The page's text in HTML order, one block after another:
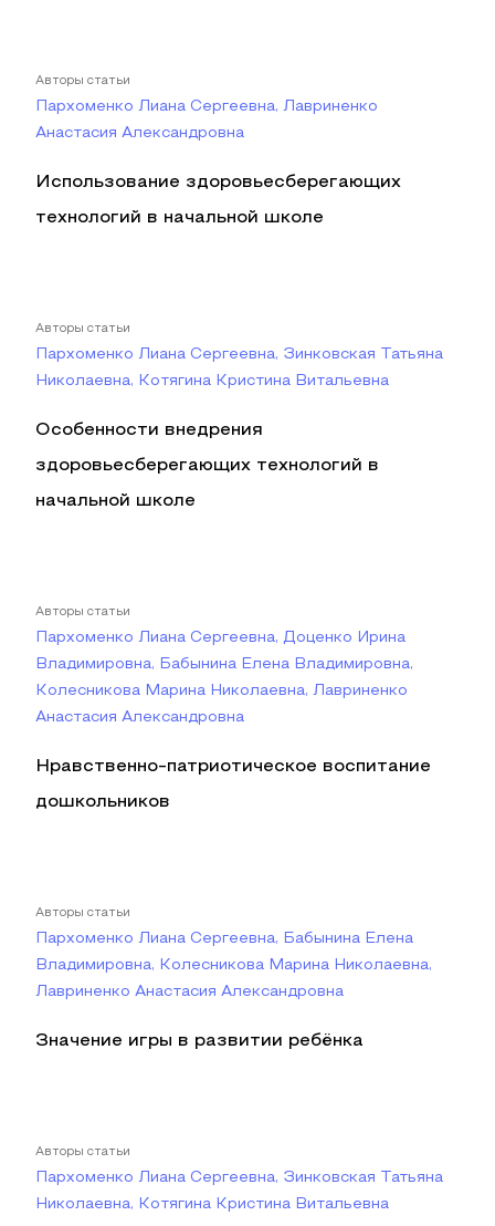
Авторы статьи
Пархоменко Лиана Сергеевна, Лавриненко
Анастасия Александровна
Использование здоровьесберегающих
технологий в начальной школе
Авторы статьи
Пархоменко Лиана Сергеевна, Зинковская Татьяна
Николаевна, Котягина Кристина Витальевна
Особенности внедрения
здоровьесберегающих технологий в
начальной школе
Авторы статьи
Пархоменко Лиана Сергеевна, Доценко Ирина
Владимировна, Бабынина Елена Владимировна,
Колесникова Марина Николаевна, Лавриненко
Анастасия Александровна
Нравственно-патриотическое воспитание
дошкольников
Авторы статьи
Пархоменко Лиана Сергеевна, Бабынина Елена
Владимировна, Колесникова Марина Николаевна,
Лавриненко Анастасия Александровна
Значение игры в развитии ребёнка
Авторы статьи
Пархоменко Лиана Сергеевна, Зинковская Татьяна
Николаевна, Котягина Кристина Витальевна